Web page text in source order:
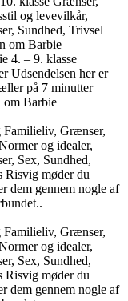
og levevilkår,
Sundhed, Trivsel
om Barbie
4. – 9. klasse
Udsendelsen her er
på 7 minutter
om Barbie
Familieliv, Grænser,
og idealer,
Sex, Sundhed,
Risvig møder du
dem gennem nogle af
Familieliv, Grænser,
og idealer,
Sex, Sundhed,
Risvig møder du
dem gennem nogle af